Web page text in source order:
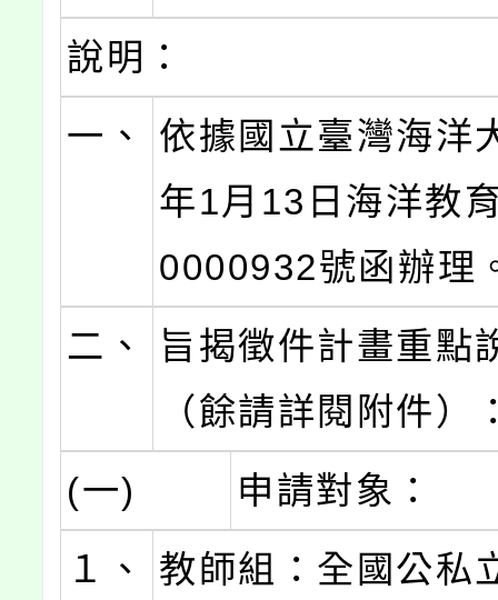
說明：
一、
依據國立臺灣海洋
年1月13日海洋教
0000932號函辦理
二、
旨揭徵件計畫重點
（餘請詳閱附件）
(一)
申請對象：
１、
教師組：全國公私